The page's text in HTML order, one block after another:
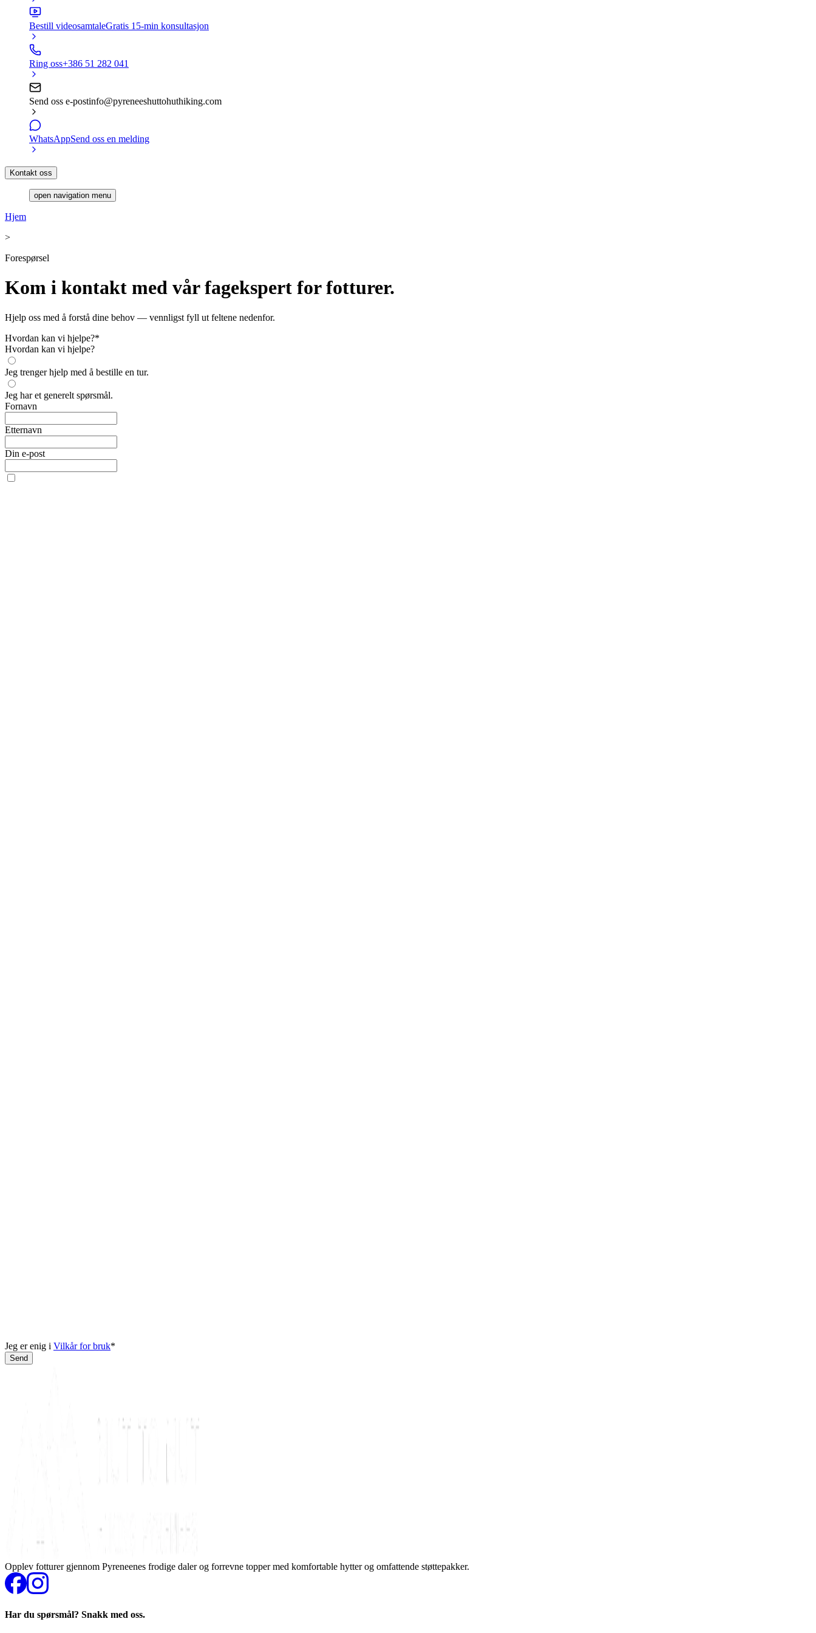
Bestill videosamtaleGratis 15-min konsultasjon
Ring oss+386 51 282 041
Send oss e-postinfo@pyreneeshuttohuthiking.com
WhatsAppSend oss en melding
Kontakt oss
open navigation menu
Hjem
>
Forespørsel
Kom i kontakt med vår fagekspert for fotturer.
Hjelp oss med å forstå dine behov — vennligst fyll ut feltene nedenfor.
Hvordan kan vi hjelpe?*
Hvordan kan vi hjelpe?
Jeg trenger hjelp med å bestille en tur.
Jeg har et generelt spørsmål.
Fornavn
Etternavn
Din e-post
Jeg er enig i Vilkår for bruk*
Send
Opplev fotturer gjennom Pyreneenes frodige daler og forrevne topper med komfortable hytter og omfattende støttepakker.
Har du spørsmål? Snakk med oss.